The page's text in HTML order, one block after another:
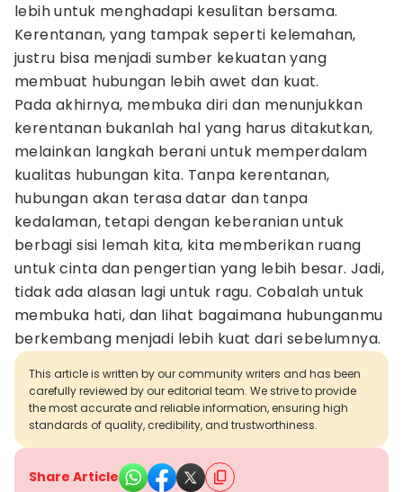
lebih untuk menghadapi kesulitan bersama.
Kerentanan, yang tampak seperti kelemahan,
justru bisa menjadi sumber kekuatan yang
membuat hubungan lebih awet dan kuat.
Pada akhirnya, membuka diri dan menunjukkan
kerentanan bukanlah hal yang harus ditakutkan,
melainkan langkah berani untuk memperdalam
kualitas hubungan kita. Tanpa kerentanan,
hubungan akan terasa datar dan tanpa
kedalaman, tetapi dengan keberanian untuk
berbagi sisi lemah kita, kita memberikan ruang
untuk cinta dan pengertian yang lebih besar. Jadi,
tidak ada alasan lagi untuk ragu. Cobalah untuk
membuka hati, dan lihat bagaimana hubunganmu
berkembang menjadi lebih kuat dari sebelumnya.
This article is written by our community writers and has been
carefully reviewed by our editorial team. We strive to provide
the most accurate and reliable information, ensuring high
standards of quality, credibility, and trustworthiness.
Share Article